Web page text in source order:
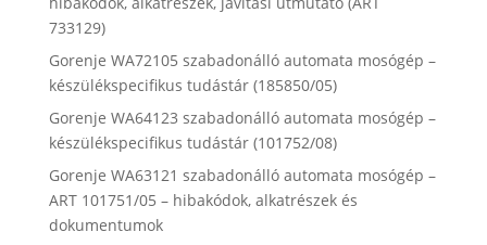
733129)
Gorenje WA72105 szabadonálló automata mosógép –
készülékspecifikus tudástár (185850/05)
Gorenje WA64123 szabadonálló automata mosógép –
készülékspecifikus tudástár (101752/08)
Gorenje WA63121 szabadonálló automata mosógép –
ART 101751/05 – hibakódok, alkatrészek és
dokumentumok